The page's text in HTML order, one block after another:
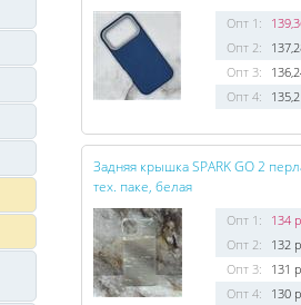
Опт 1:
Опт 2:
Опт 3:
Опт 4:
Задняя крышка SPARK GO 2
тех. паке, белая
Опт 1:
134
Опт 2:
132
Опт 3:
131
Опт 4:
130